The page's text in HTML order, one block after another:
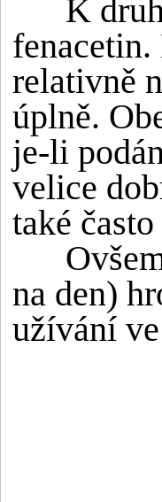
K druhé
relativně
úplně.
je-li
velice
také
Ovšem
na den)
užívání